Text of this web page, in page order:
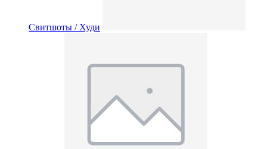
Свитшоты / Худи